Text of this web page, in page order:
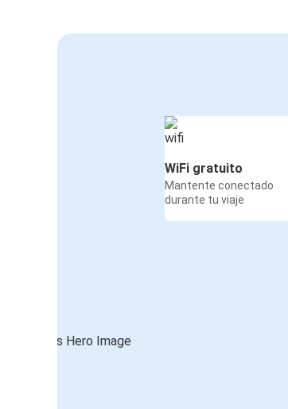
WiFi gratuito
Mantente conectado
durante tu viaje